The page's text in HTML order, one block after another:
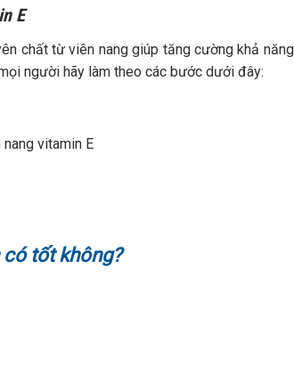
E
chất từ viên nang giúp tăng cường khả
người hãy làm theo các bước dưới đây:
vitamin E
có tốt không?